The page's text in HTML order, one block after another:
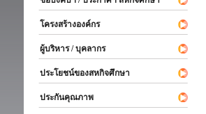
โครงสร้างองค์กร
ผู้บริหาร / บุคลากร
ประโยชน์ของสหกิจศึกษา
ประกันคุณภาพ